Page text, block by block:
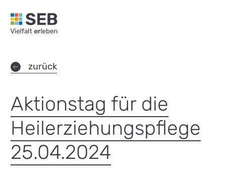
SEB Leipzig, Vielfalt erleben - zur Startseite
zurück
Aktionstag für die
Heilerziehungspflege
25.04.2024